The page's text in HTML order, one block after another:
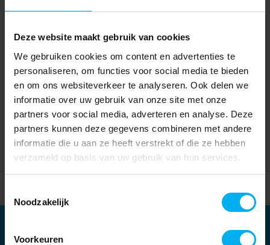
Deze website maakt gebruik van cookies
We gebruiken cookies om content en advertenties te
personaliseren, om functies voor social media te bieden
en om ons websiteverkeer te analyseren. Ook delen we
informatie over uw gebruik van onze site met onze
partners voor social media, adverteren en analyse. Deze
partners kunnen deze gegevens combineren met andere
informatie die u aan ze heeft verstrekt of die ze hebben
verzameld op basis van uw gebruik van hun services.
Noodzakelijk
Voorkeuren
Partners